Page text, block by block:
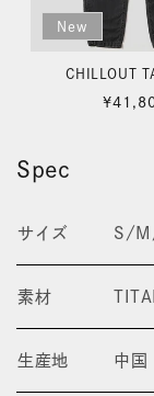
New
CHILLOUT
通
Spec
サイズ S/
素材
生産地 中国